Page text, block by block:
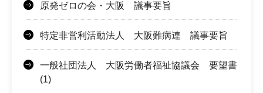
原発ゼロの会・大阪 議事要旨
特定非営利活動法人 大阪難病連 議事要旨
一般社団法人 大阪労働者福祉協議会 要望書
(1)